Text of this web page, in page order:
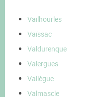
Vailhourles
Vaïssac
Valdurenque
Valergues
Vallègue
Valmascle